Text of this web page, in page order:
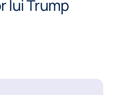
lui Trump